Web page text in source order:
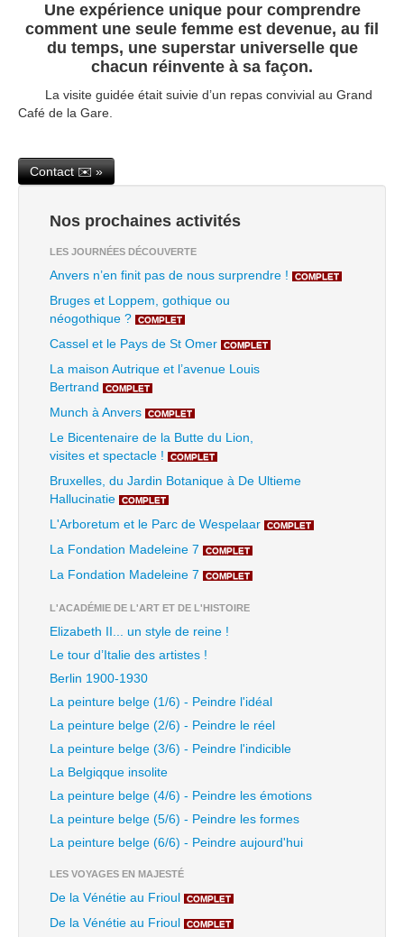
Une expérience unique pour comprendre
comment une seule femme est devenue, au fil
du temps, une superstar universelle que
chacun réinvente à sa façon.
La visite guidée était suivie d’un repas convivial au Grand
Café de la Gare.
Contact ✉️ »
Nos prochaines activités
LES JOURNÉES DÉCOUVERTE
Anvers n’en finit pas de nous surprendre ! COMPLET
Bruges et Loppem, gothique ou
néogothique ?
COMPLET
Cassel et le Pays de St Omer COMPLET
La maison Autrique et l’avenue Louis
Bertrand
COMPLET
Munch à Anvers COMPLET
Le Bicentenaire de la Butte du Lion,
visites et spectacle !
COMPLET
Bruxelles, du Jardin Botanique à De Ultieme
Hallucinatie
COMPLET
L'Arboretum et le Parc de Wespelaar COMPLET
La Fondation Madeleine 7 COMPLET
La Fondation Madeleine 7 COMPLET
L'ACADÉMIE DE L'ART ET DE L'HISTOIRE
Elizabeth II... un style de reine !
Le tour d’Italie des artistes !
Berlin 1900-1930
La peinture belge (1/6) - Peindre l'idéal
La peinture belge (2/6) - Peindre le réel
La peinture belge (3/6) - Peindre l'indicible
La Belgiqque insolite
La peinture belge (4/6) - Peindre les émotions
La peinture belge (5/6) - Peindre les formes
La peinture belge (6/6) - Peindre aujourd'hui
LES VOYAGES EN MAJESTÉ
De la Vénétie au Frioul COMPLET
De la Vénétie au Frioul COMPLET